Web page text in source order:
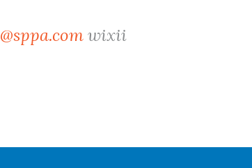
@sppa.comwixii